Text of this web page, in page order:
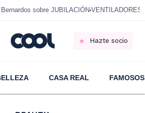
sobre JUBILACIÓN VENTILADORES
Hazte socio
CASA REAL FAMOSOS